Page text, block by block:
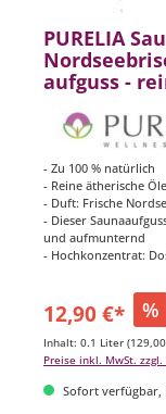
PURELIA
aufguss -
- Zu 100 % natürlich
- Reine ätherische Öle
- Duft: Frische
- Dieser
und aufmunternd
- Hochkonzentrat:
12,90 €* %
Inhalt: 0.1 Liter
Preise inkl. MwSt.
Sofort verfügbar,